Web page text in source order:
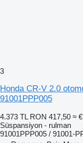
3
Honda CR-V 2.0
91001PPP005
4.373 TL RON 417,50 ≈
Süspansiyon - rulman
91001PPP005 / 91001-